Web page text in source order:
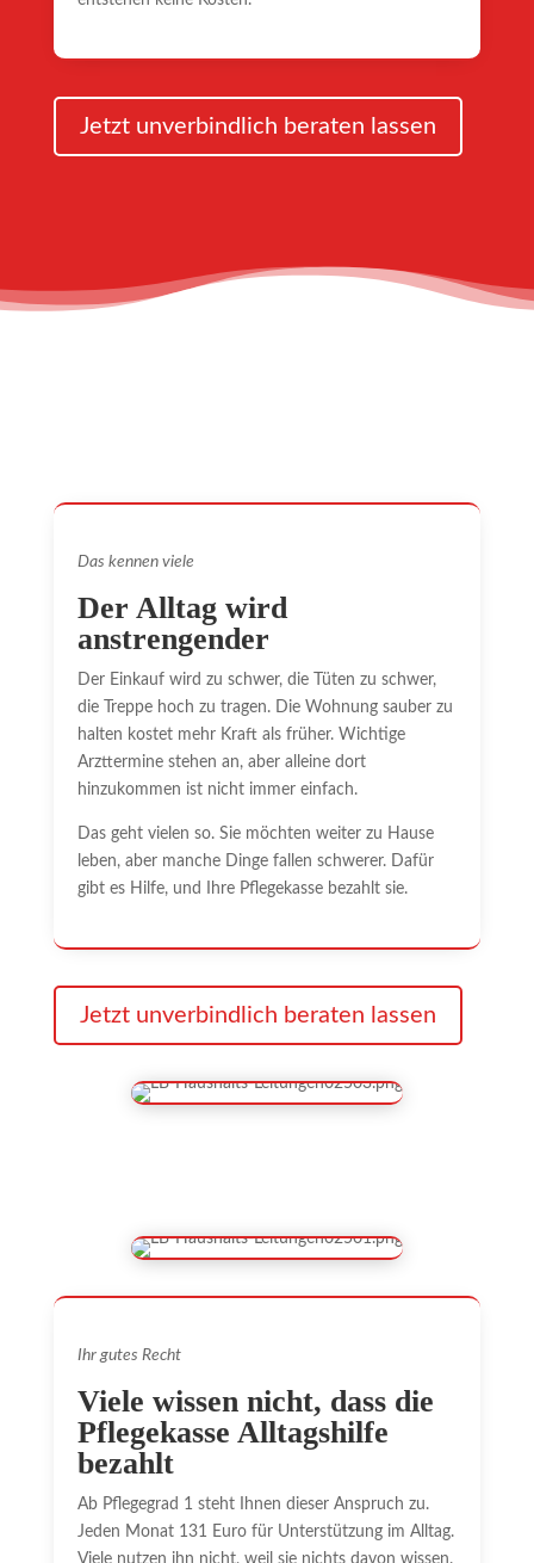
Jetzt unverbindlich beraten lassen
Das kennen viele
Der Alltag wird
anstrengender
Der Einkauf wird zu schwer, die Tüten zu schwer,
die Treppe hoch zu tragen. Die Wohnung sauber zu
halten kostet mehr Kraft als früher. Wichtige
Arzttermine stehen an, aber alleine dort
hinzukommen ist nicht immer einfach.
Das geht vielen so. Sie möchten weiter zu Hause
leben, aber manche Dinge fallen schwerer. Dafür
gibt es Hilfe, und Ihre Pflegekasse bezahlt sie.
Jetzt unverbindlich beraten lassen
Ihr gutes Recht
Viele wissen nicht, dass die
Pflegekasse Alltagshilfe
bezahlt
Ab Pflegegrad 1 steht Ihnen dieser Anspruch zu.
Jeden Monat 131 Euro für Unterstützung im Alltag.
Viele nutzen ihn nicht, weil sie nichts davon wissen.